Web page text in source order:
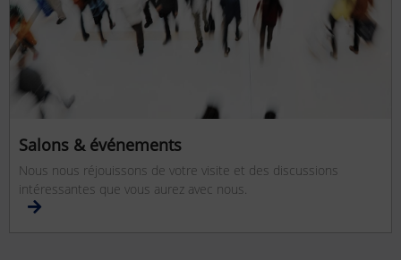
Salons & événements
Nous nous réjouissons de votre visite et des discussions
intéressantes que vous aurez avec nous.